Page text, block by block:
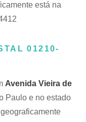
está na
01210-
Avenida Vieira de
Paulo e no estado